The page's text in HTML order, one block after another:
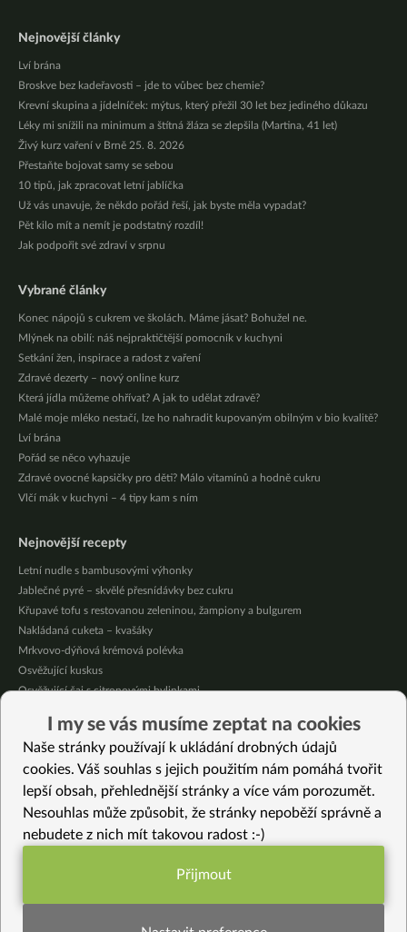
Nejnovější články
Lví brána
Broskve bez kadeřavosti – jde to vůbec bez chemie?
Krevní skupina a jídelníček: mýtus, který přežil 30 let bez jediného důkazu
Léky mi snížili na minimum a štítná žláza se zlepšila (Martina, 41 let)
Živý kurz vaření v Brně 25. 8. 2026
Přestaňte bojovat samy se sebou
10 tipů, jak zpracovat letní jablíčka
Už vás unavuje, že někdo pořád řeší, jak byste měla vypadat?
Pět kilo mít a nemít je podstatný rozdíl!
Jak podpořit své zdraví v srpnu
Vybrané články
Konec nápojů s cukrem ve školách. Máme jásat? Bohužel ne.
Mlýnek na obilí: náš nejpraktičtější pomocník v kuchyni
Setkání žen, inspirace a radost z vaření
Zdravé dezerty – nový online kurz
Která jídla můžeme ohřívat? A jak to udělat zdravě?
Malé moje mléko nestačí, lze ho nahradit kupovaným obilným v bio kvalitě?
Lví brána
Pořád se něco vyhazuje
Zdravé ovocné kapsičky pro děti? Málo vitamínů a hodně cukru
Vlčí mák v kuchyni – 4 tipy kam s ním
Nejnovější recepty
Letní nudle s bambusovými výhonky
Jablečné pyré – skvělé přesnídávky bez cukru
Křupavé tofu s restovanou zeleninou, žampiony a bulgurem
Nakládaná cuketa – kvašáky
Mrkvovo-dýňová krémová polévka
Osvěžující kuskus
Osvěžující čaj s citronovými bylinkami
Čokoládové muffiny s mangovým krémem
Meruňky a jablka v citrónovém želé
Vybrané recepty
Luxusní cuketové lodičky s maso-sýrovou náplní (vegan)
Podzimní linguine s kaštany
Špagety s rajčatovo-kokosovou omáčkou z jednoho hrnce
Jarní palačinky bez lepku
I my se vás musíme zeptat na cookies
Naše stránky používají k ukládání drobných údajů
cookies. Váš souhlas s jejich použitím nám pomáhá tvořit
lepší obsah, přehlednější stránky a více vám porozumět.
Nesouhlas může způsobit, že stránky nepoběží správně a
nebudete z nich mít takovou radost :-)
Funkční nastavení potřebujeme (vždy
Přijmout